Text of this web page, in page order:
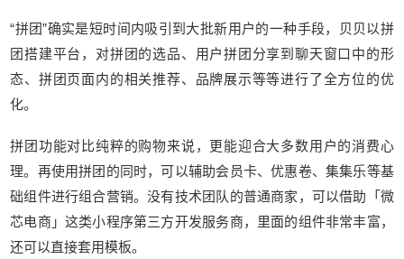
“拼团”确实是短时间内吸引到大批新用户的一种手段，贝贝以拼
团搭建平台，对拼团的选品、用户拼团分享到聊天窗口中的形
态、拼团页面内的相关推荐、品牌展示等等进行了全方位的优
化。
拼团功能对比纯粹的购物来说，更能迎合大多数用户的消费心
理。再使用拼团的同时，可以辅助会员卡、优惠卷、集集乐等基
础组件进行组合营销。没有技术团队的普通商家，可以借助「微
芯电商」这类小程序第三方开发服务商，里面的组件非常丰富，
还可以直接套用模板。